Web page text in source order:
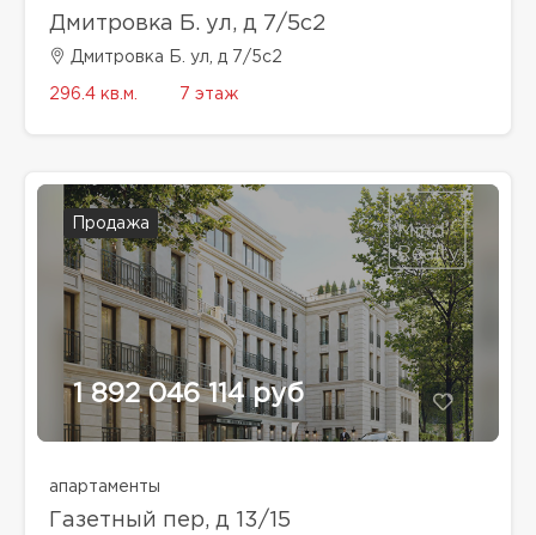
Дмитровка Б. ул, д 7/5с2
Дмитровка Б. ул, д 7/5с2
296.4 кв.м. 7 этаж
Продажа
1 892 046 114 руб
апартаменты
Газетный пер, д 13/15